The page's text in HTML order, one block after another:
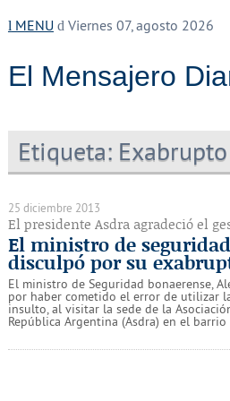
MENU Viernes 07, agosto 2026
El Mensajero
Etiqueta: Exabrupto
25 diciembre 2013
El presidente Asdra agradeció el
El ministro de
disculpó por su
El ministro de Seguridad bonaerense,
por haber cometido el error de utilizar
insulto, al visitar la sede de la
República Argentina (Asdra) en el